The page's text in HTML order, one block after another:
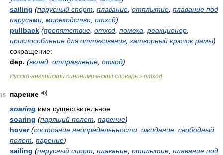
sailing (парусный спорт плавание отплытие плавание под
парусами мореходство отход)
pullback (препятствие отход помеха реакционер
приспособление для оттягивания, затворный крючок рамы)
сокращение:
dep. (вклад отправление отход)
Русско-английский синонимический словарь > отход
15
парение
soaring имя существительное:
soaring (парящий полет парение)
hover (состояние неопределенности ожидание свободный
полет парение)
sailing (парусный спорт плавание отплытие плавание под